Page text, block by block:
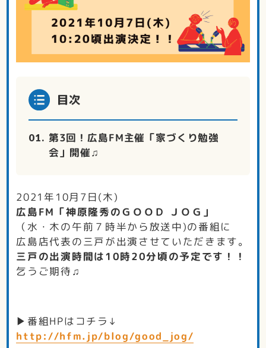
目次
第3回！広島FM主催「家づくり勉強
会」開催♫
2021年10月7日(木)
広島FM「神原隆秀のＧＯＯＤ ＪＯＧ」
（水・木の午前７時半から放送中)の番組に
広島店代表の三戸が出演させていただきます。
三戸の出演時間は10時20分頃の予定です！！
乞うご期待♫
▶番組HPはコチラ↓
http://hfm.jp/blog/good_jog/